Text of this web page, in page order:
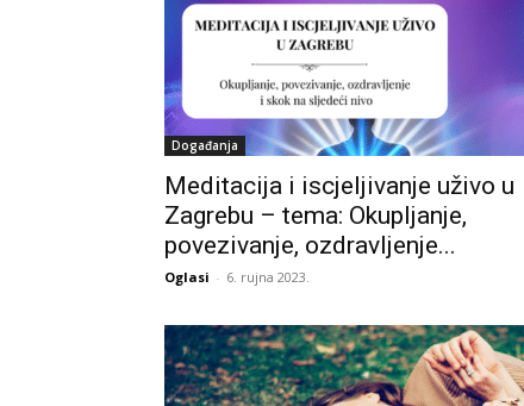
Događanja
Meditacija i iscjeljivanje uživo u
Zagrebu – tema: Okupljanje,
povezivanje, ozdravljenje...
Oglasi - 6. rujna 2023.